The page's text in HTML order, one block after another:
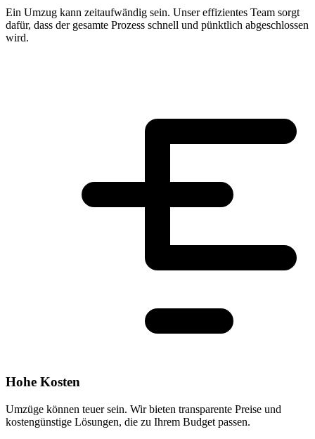
Ein Umzug kann zeitaufwändig sein. Unser effizientes Team sorgt
dafür, dass der gesamte Prozess schnell und pünktlich abgeschlossen
wird.
Hohe Kosten
Umzüge können teuer sein. Wir bieten transparente Preise und
kostengünstige Lösungen, die zu Ihrem Budget passen.